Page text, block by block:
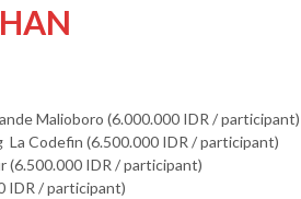
Malioboro (6.000.000 IDR / participant)
La Codefin (6.500.000 IDR / participant)
(6.500.000 IDR / participant)
IDR / participant)